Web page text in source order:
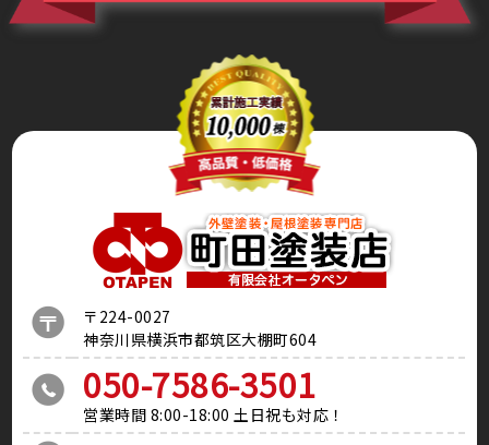
〒224-0027
神奈川県横浜市都筑区大棚町604
050-7586-3501
営業時間 8:00-18:00 土日祝も対応！